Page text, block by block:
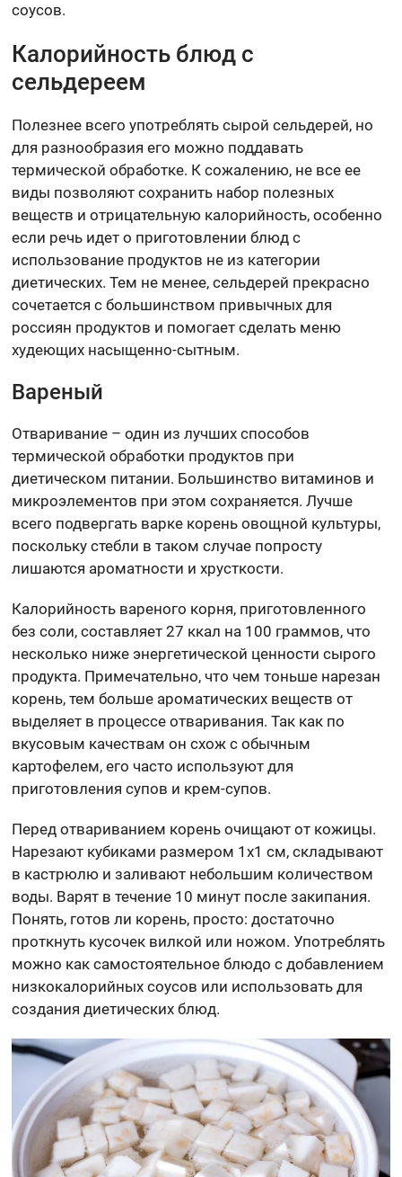
соусов.
Калорийность блюд с
сельдереем
Полезнее всего употреблять сырой сельдерей, но
для разнообразия его можно поддавать
термической обработке. К сожалению, не все ее
виды позволяют сохранить набор полезных
веществ и отрицательную калорийность, особенно
если речь идет о приготовлении блюд с
использование продуктов не из категории
диетических. Тем не менее, сельдерей прекрасно
сочетается с большинством привычных для
россиян продуктов и помогает сделать меню
худеющих насыщенно-сытным.
Вареный
Отваривание – один из лучших способов
термической обработки продуктов при
диетическом питании. Большинство витаминов и
микроэлементов при этом сохраняется. Лучше
всего подвергать варке корень овощной культуры,
поскольку стебли в таком случае попросту
лишаются ароматности и хрусткости.
Калорийность вареного корня, приготовленного
без соли, составляет 27 ккал на 100 граммов, что
несколько ниже энергетической ценности сырого
продукта. Примечательно, что чем тоньше нарезан
корень, тем больше ароматических веществ от
выделяет в процессе отваривания. Так как по
вкусовым качествам он схож с обычным
картофелем, его часто используют для
приготовления супов и крем-супов.
Перед отвариванием корень очищают от кожицы.
Нарезают кубиками размером 1х1 см, складывают
в кастрюлю и заливают небольшим количеством
воды. Варят в течение 10 минут после закипания.
Понять, готов ли корень, просто: достаточно
проткнуть кусочек вилкой или ножом. Употреблять
можно как самостоятельное блюдо с добавлением
низкокалорийных соусов или использовать для
создания диетических блюд.